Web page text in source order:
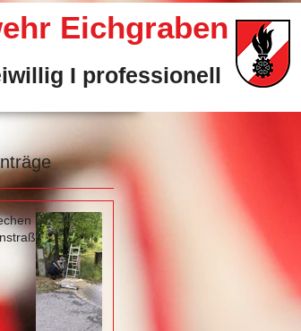
Eichgraben
I professionell
in